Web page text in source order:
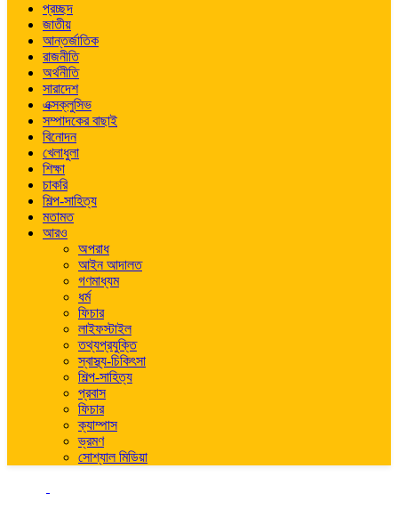
প্রচ্ছদ
জাতীয়
আন্তর্জাতিক
রাজনীতি
অর্থনীতি
সারাদেশ
এক্সক্লুসিভ
সম্পাদকের বাছাই
বিনোদন
খেলাধুলা
শিক্ষা
চাকরি
শিল্প-সাহিত্য
মতামত
আরও
অপরাধ
আইন আদালত
গণমাধ্যম
ধর্ম
ফিচার
লাইফস্টাইল
তথ্যপ্রযুক্তি
স্বাস্থ্য-চিকিৎসা
শিল্প-সাহিত্য
প্রবাস
ফিচার
ক্যাম্পাস
ভ্রমণ
সোশ্যাল মিডিয়া